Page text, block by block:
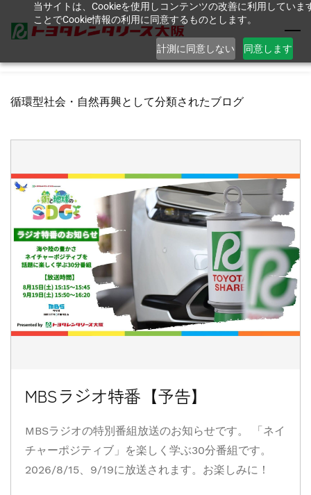
当サイトは、Cookieを使用しコンテンツの改善に利用していま
ことでCookie情報の利用に同意するものとします。
計測に同意しない 同意します
content
循環型社会・自然再興として分類されたブログ
MBSラジオ特番【予告】
MBSラジオの特別番組放送のお知らせです。 「ネイ
チャーポジティブ」を楽しく学ぶ30分番組です。
2026/8/15、9/19に放送されます。お楽しみに！